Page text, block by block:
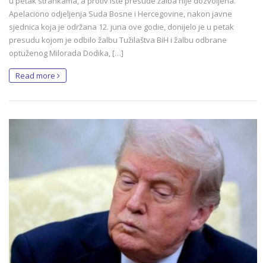
Apelaciono odjeljenja Suda Bosne i Hercegovine, nakon javne
sjednica koja je održana 12. juna ove godie, donijelo je u petak
presudu kojom je odbilo žalbu Tužilaštva BiH i žalbu odbrane
optuženog Milorada Dodika, […]
Read more